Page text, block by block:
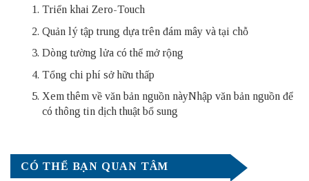
Triển khai Zero-Touch
Quản lý tập trung dựa trên đám mây và tại chỗ
Dòng tường lửa có thể mở rộng
Tổng chi phí sở hữu thấp
Xem thêm về văn bản nguồn nàyNhập văn bản nguồn để
có thông tin dịch thuật bổ sung
CÓ THỂ BẠN QUAN TÂM